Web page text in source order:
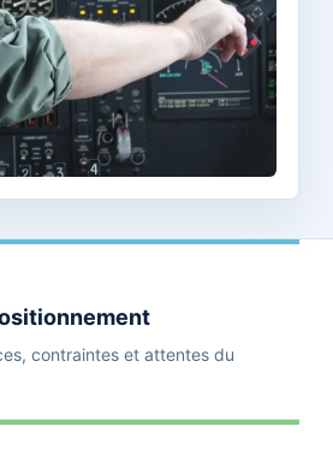
contraintes et attentes du